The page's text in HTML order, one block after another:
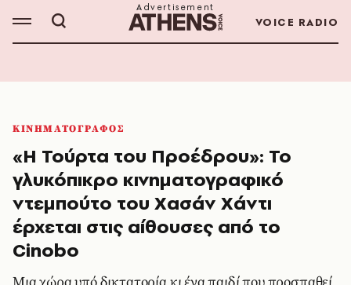
VOICE RADIO
ΚΙΝΗΜΑΤΟΓΡΑΦΟΣ
«Η Τούρτα του Προέδρου»: Το
γλυκόπικρο κινηματογραφικό
ντεμπούτο του Χασάν Χάντι
έρχεται στις αίθουσες από το
Cinobo